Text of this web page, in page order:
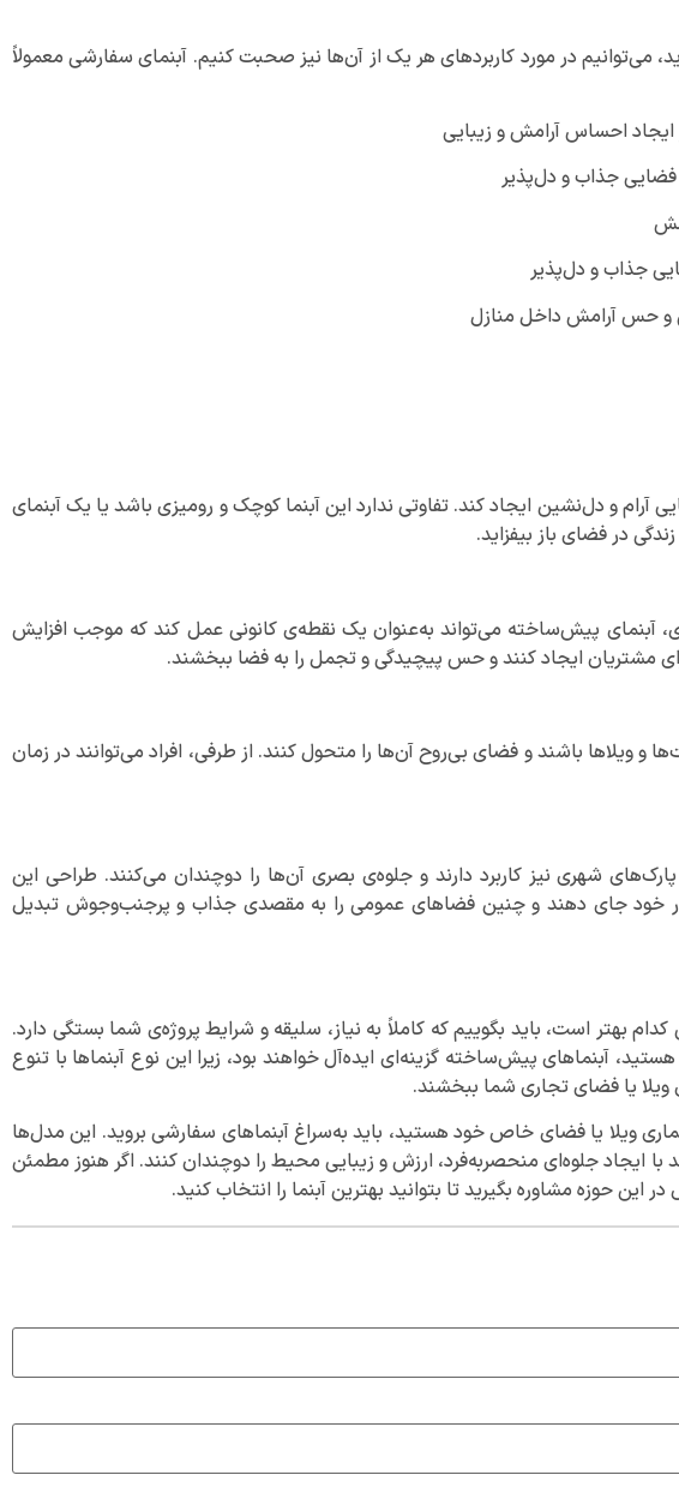
می‌توانیم در مورد کاربردهای هر یک از آن‌ها نیز صحبت کنیم. آبنمای سفارشی معمولاً
احساس آرامش و زیبایی
جذاب و دل‌پذیر
جذاب و دل‌پذیر
و حس آرامش داخل منازل
و دل‌نشین ایجاد کند. تفاوتی ندارد این آبنما کوچک و رومیزی باشد یا یک آبنمای
در فضای باز بیفزاید.
آبنمای پیش‌ساخته می‌تواند به‌عنوان یک نقطه‌ی کانونی عمل کند که موجب افزایش
مشتریان ایجاد کنند و حس پیچیدگی و تجمل را به فضا ببخشند.
ویلاها باشند و فضای بی‌روح آن‌ها را متحول کنند. از طرفی، افراد می‌توانند در زمان
شهری نیز کاربرد دارند و جلوه‌ی بصری آن‌ها را دوچندان می‌کنند. طراحی این
خود جای دهند و چنین فضاهای عمومی را به مقصدی جذاب و پرجنب‌وجوش تبدیل
بهتر است، باید بگوییم که کاملاً به نیاز، سلیقه و شرایط پروژه‌ی شما بستگی دارد.
آبنماهای پیش‌ساخته گزینه‌ای ایده‌آل خواهند بود، زیرا این نوع آبنماها با تنوع
یا فضای تجاری شما ببخشند.
ویلا یا فضای خاص خود هستید، باید به‌سراغ آبنماهای سفارشی بروید. این مدل‌ها
ایجاد جلوه‌ای منحصربه‌فرد، ارزش و زیبایی محیط را دوچندان کنند. اگر هنوز مطمئن
حوزه مشاوره بگیرید تا بتوانید بهترین آبنما را انتخاب کنید.